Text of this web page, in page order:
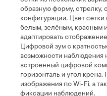
образную форму, стрелку,
конфигурации. Цвет
белым, зелёным, красным
адаптировать
Цифровой зум с
возможности наблюдения
встроенный цифровой
горизонталь и угол
изображения по Wi-Fi, а
фиксации наблюдений.